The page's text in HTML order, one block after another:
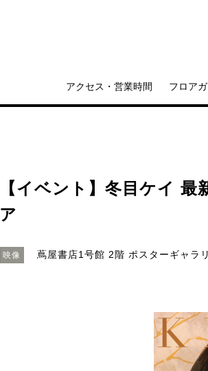
アクセス・営業時間 フロア
【イベント】冬目ケイ 最
ア
映像 蔦屋書店1号館 2階 ポスターギャラ